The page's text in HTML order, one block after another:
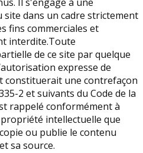
Il s'engage à une
dans un cadre strictement
fins commerciales et
interdite.Toute
de ce site par quelque
expresse de
constituerait une contrefaçon
2 et suivants du Code de la
rappelé conformément à
propriété intellectuelle que
ou publie le contenu
sa source.